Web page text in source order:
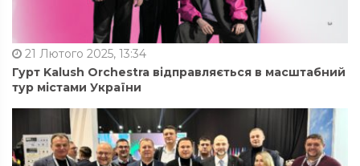
21 Лютого 2025, 13:34
Гурт Kalush Orchestra відправляється в масштабний
тур містами України